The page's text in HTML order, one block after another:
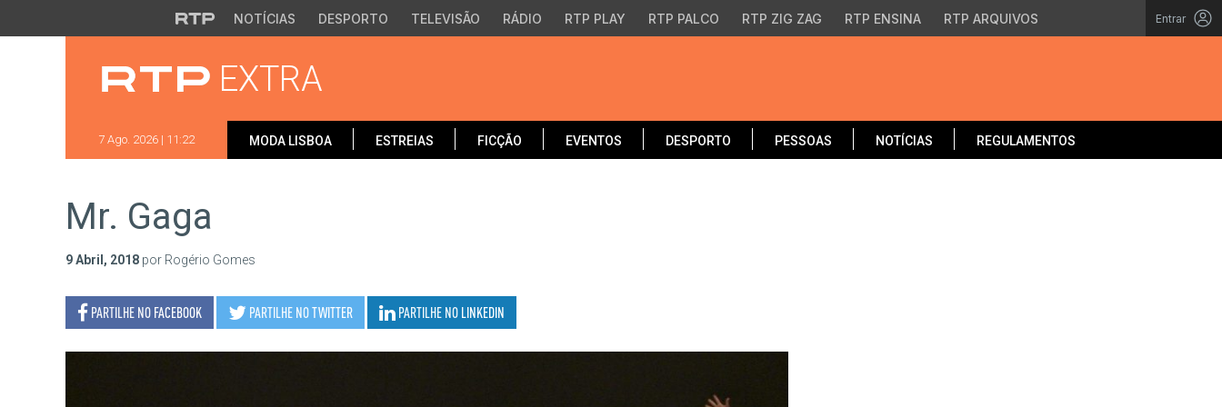
Saltar para o conteúdo principal
NOTÍCIAS DESPORTO TELEVISÃO RÁDIO RTP PLAY RTP PALCO RTP ZIG ZAG RTP ENSINA RTP ARQUIVOS Entrar
EXTRA
7 Ago. 2026 | 11:22 MODA LISBOA ESTREIAS FICÇÃO EVENTOS DESPORTO PESSOAS NOTÍCIAS REGULAMENTOS
Mr. Gaga
9 Abril, 2018 por Rogério Gomes
PARTILHE NO FACEBOOK PARTILHE NOTWITTER PARTILHE NO LINKEDIN